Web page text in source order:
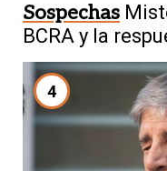
Sospechas
BCRA y la
4